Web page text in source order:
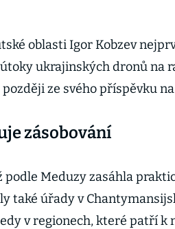
oblasti Igor Kobzev
ukrajinských dronů na
ze svého příspěvku
zásobování
podle Meduzy zasáhla
také úřady v
v regionech, které patří